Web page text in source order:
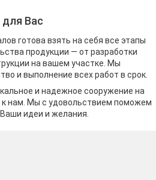
Вас
готова взять на себя все этапы
продукции — от разработки
на вашем участке. Мы
и выполнение всех работ в срок.
и надежное сооружение на
к нам. Мы с удовольствием поможем
идеи и желания.